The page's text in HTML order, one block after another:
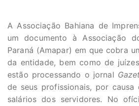
A Associação Bahiana de
um documento à Associação
Paraná (Amapar) em que cobra
da entidade, bem como de
estão processando o jornal
de seus profissionais, por
salários dos servidores. No